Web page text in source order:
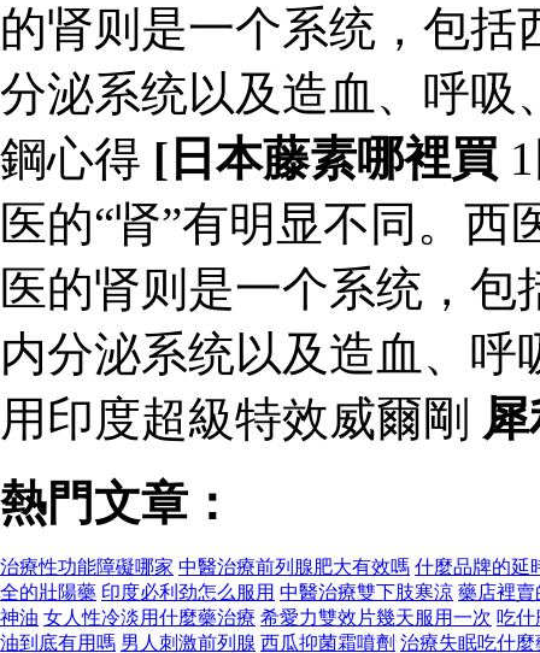
的肾则是一个系统，包
分泌系统以及造血、呼吸
鋼心得 [日本藤素哪裡買
医的“肾”有明显不同。
医的肾则是一个系统，
内分泌系统以及造血、
用印度超級特效威爾剛
熱門文章：
治療性功能障礙哪家 中醫治療前列腺肥大有效嗎 什麼品牌的延
全的壯陽藥 印度必利劲怎么服用 中醫治療雙下肢寒涼 藥店裡賣
神油 女人性冷淡用什麼藥治療 希愛力雙效片幾天服用一次 吃
油到底有用嗎 男人刺激前列腺 西瓜抑菌霜噴劑 治療失眠吃什麼